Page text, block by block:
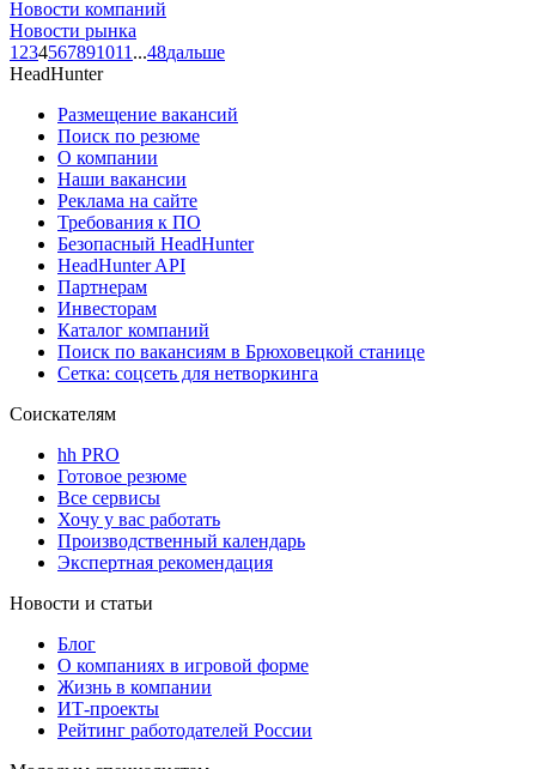
Новости компаний
Новости рынка
1 234567891011 ...48дальше
HeadHunter
Размещение вакансий
Поиск по резюме
О компании
Наши вакансии
Реклама на сайте
Требования к ПО
Безопасный HeadHunter
HeadHunter API
Партнерам
Инвесторам
Каталог компаний
Поиск по вакансиям в Брюховецкой станице
Сетка: соцсеть для нетворкинга
Соискателям
hh PRO
Готовое резюме
Все сервисы
Хочу у вас работать
Производственный календарь
Экспертная рекомендация
Новости и статьи
Блог
О компаниях в игровой форме
Жизнь в компании
ИТ-проекты
Рейтинг работодателей России